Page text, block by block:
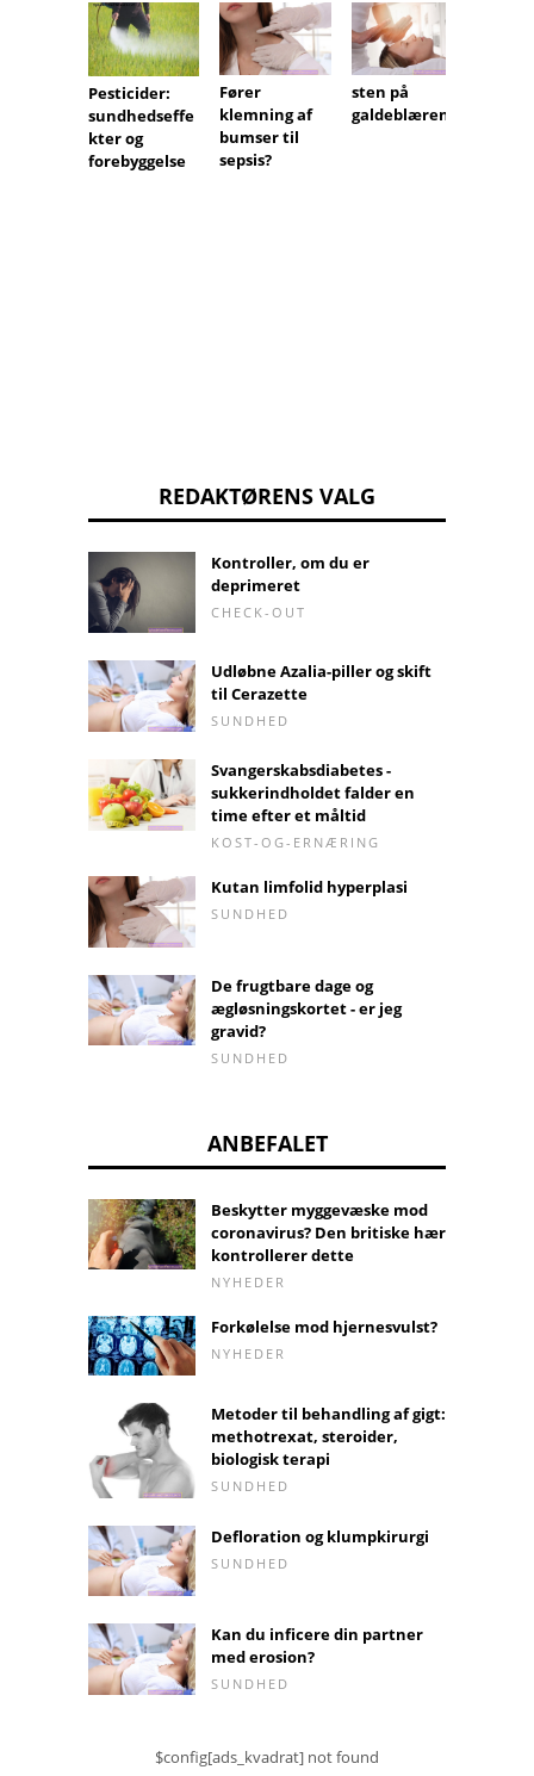
Pesticider:
sundhedseffe
kter og
forebyggelse
Fører
klemning af
bumser til
sepsis?
sten på
galdeblæren
REDAKTØRENS VALG
Kontroller, om du er
deprimeret
CHECK-OUT
Udløbne Azalia-piller og skift
til Cerazette
SUNDHED
Svangerskabsdiabetes -
sukkerindholdet falder en
time efter et måltid
KOST-OG-ERNÆRING
Kutan limfolid hyperplasi
SUNDHED
De frugtbare dage og
ægløsningskortet - er jeg
gravid?
SUNDHED
ANBEFALET
Beskytter myggevæske mod
coronavirus? Den britiske hær
kontrollerer dette
NYHEDER
Forkølelse mod hjernesvulst?
NYHEDER
Metoder til behandling af gigt:
methotrexat, steroider,
biologisk terapi
SUNDHED
Defloration og klumpkirurgi
SUNDHED
Kan du inficere din partner
med erosion?
SUNDHED
$config[ads_kvadrat] not found